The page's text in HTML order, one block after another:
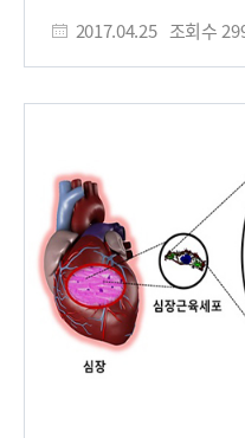
서울대학교 성노현 교수 연
연구했고 이노시톨 다인산
세포 성장 및 에너지 대사조
이번 연구에서는 대식세포
효소가 결핍된 생쥐에서 패
염증수준이 현저히 저하되고
확인했다. 이는 선천성 면역
저해되는 것을 의미한다.
TRAF6 단백질과 직접 결합
유비퀴틴화를 억제함을 규명
결합력을 저해할 수 있는 펩
의한 염증반응을 낮출 수 있
연구는 미생물 감염 등에
동시에 최근 급증하는 선천
당뇨)에 대한 이해를 넓히
2017.04.25 조회수